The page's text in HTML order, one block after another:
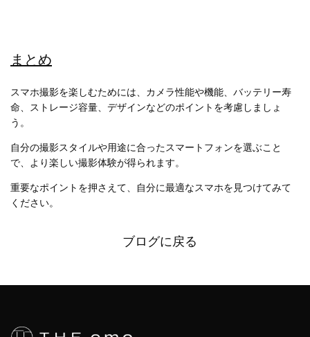
まとめ
スマホ撮影を楽しむためには、カメラ性能や機能、バッテリー寿
命、ストレージ容量、デザインなどのポイントを考慮しましょ
う。
自分の撮影スタイルや用途に合ったスマートフォンを選ぶこと
で、より楽しい撮影体験が得られます。
重要なポイントを押さえて、自分に最適なスマホを見つけてみて
ください。
ブログに戻る